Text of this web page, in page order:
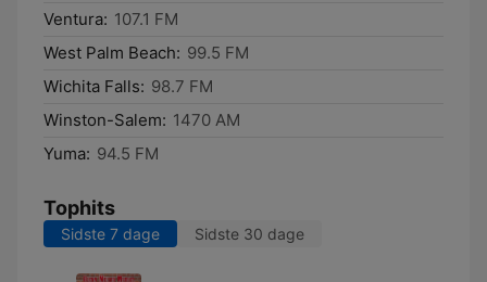
Ventura: 107.1 FM
West Palm Beach: 99.5 FM
Wichita Falls: 98.7 FM
Winston-Salem: 1470 AM
Yuma: 94.5 FM
Tophits
Sidste 7 dage Sidste 30 dage